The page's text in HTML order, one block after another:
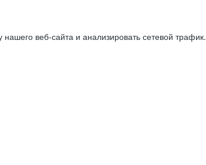
веб-сайта и анализировать сетевой трафик.